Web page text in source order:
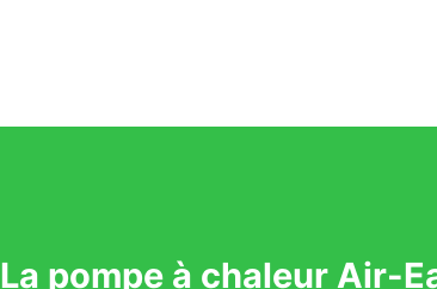
La pompe à chaleur Air-